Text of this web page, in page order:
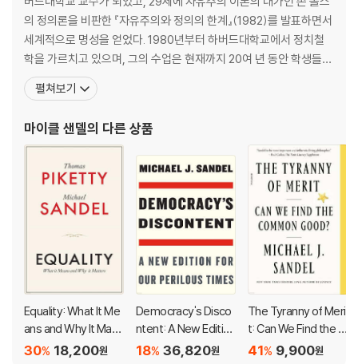
In recent decades, market values have crowded out nonmark
et norms in almost every aspect of life-medicine, education,
government, law, art, sports, even family life and personal rela
tions. Without quite realizing it, Sandel argues, we have drifte
In What Money Can't Buy, Sandel examines one of the biggest
ethical questions of our time and provokes a debate that's be
en missing in our market-driven age: What is the proper role o
f markets in a democratic society, and how can we protect th
e moral and civic goods that markets do not honour and mone
y cannot buy?
의 정의론을 비판한 『자유주의와 정의의 한계』(1982)를 발표하면서
세계적으로 명성을 얻었다. 1980년부터 하버드대학교에서 정치철
학을 가르치고 있으며, 그의 수업은 현재까지 20여 년 동안 학생들
사이에서 최고의 명강의로 손꼽힌다. 존 롤스 이후 정의 분야의 세계
적 학자로 인정받는 그는 명실공히 이 시대의 최고 석학이자 철학계
것들』 『정치와 도덕을 말하다』 『완벽에 대한
펼쳐보기
마이클 샌델의 다른 상품
Equality: What It Me
ans and Why It Matt
ers
18,200원
30%
Democracy's Disco
ntent: A New Edition
for Our Perilous Tim
36,820원
18%
The Tyranny of Meri
t: Can We Find the C
ommon Good?
9,900원
41%